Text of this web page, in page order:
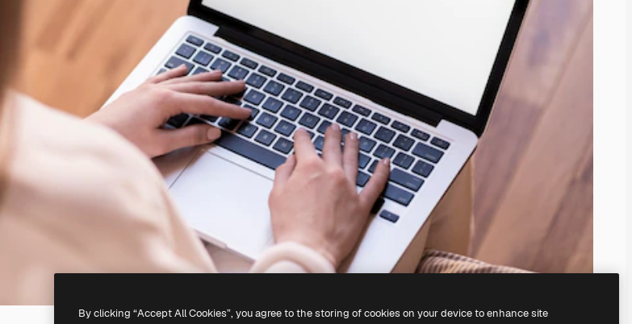
By clicking “Accept All Cookies”, you agree to the storing of cookies on your device to enhance site